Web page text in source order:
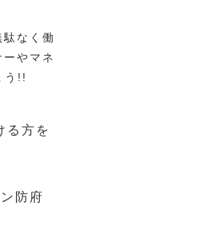
なく働
やマネ
う!!
る方を
防府